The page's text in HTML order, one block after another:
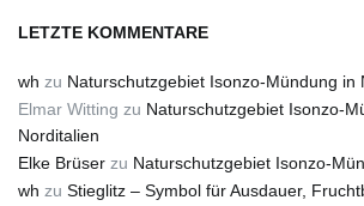
LETZTE KOMMENTARE
wh zu Naturschutzgebiet Isonzo-Mündung in
Elmar Witting zu Naturschutzgebiet Isonzo-
Norditalien
Elke Brüser zu Naturschutzgebiet Isonzo-
wh zu Stieglitz – Symbol für Ausdauer,